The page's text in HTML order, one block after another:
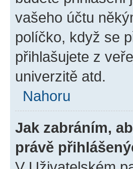
vašeho účtu
políčko, když se
přihlašujete z
univerzitě atd.
Nahoru
Jak zabráním,
právě